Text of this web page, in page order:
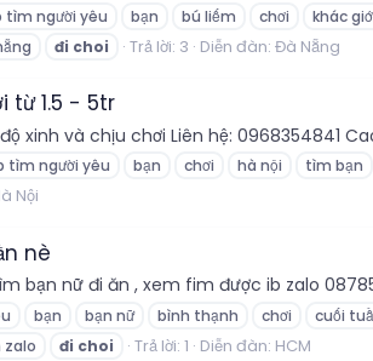
tìm người yêu bạn bú liếm chơi khác
đi choi Trả lời: 3 Diễn đàn: Đà Nẵng
từ 1.5 - 5tr
xinh và chịu chơi Liên hệ: 0968354841
tìm người yêu bạn chơi hà nội tìm bạn
Nội
nè
bạn nữ đi ăn , xem fim được ib zalo
bạn bạn nữ bình thạnh chơi cuối
zalo đi choi Trả lời: 1 Diễn đàn: HCM